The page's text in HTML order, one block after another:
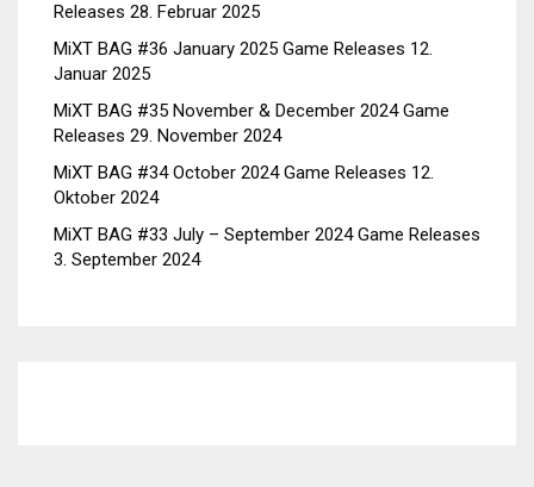
Releases 28. Februar 2025
MiXT BAG #36 January 2025 Game Releases 12.
Januar 2025
MiXT BAG #35 November & December 2024 Game
Releases 29. November 2024
MiXT BAG #34 October 2024 Game Releases 12.
Oktober 2024
MiXT BAG #33 July – September 2024 Game Releases
3. September 2024